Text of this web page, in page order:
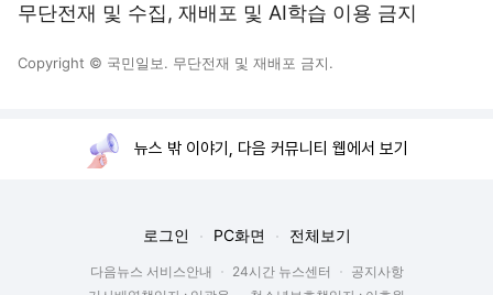
무단전재 및 수집, 재배포 및 AI학습 이용 금지
Copyright © 국민일보. 무단전재 및 재배포 금지.
뉴스 밖 이야기, 다음 커뮤니티 웹에서 보기
로그인 PC화면 전체보기
다음뉴스 서비스안내 24시간 뉴스센터
공지사항